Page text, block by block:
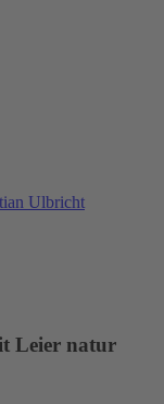
Ulbricht
Leier natur